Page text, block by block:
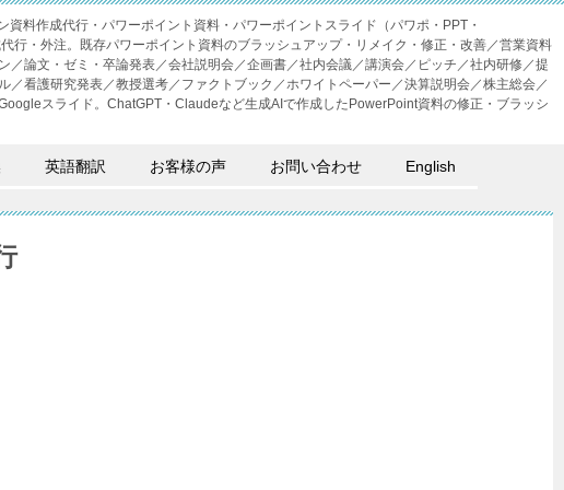
資料作成代行・パワーポイント資料・パワーポイントスライド（パワポ・PPT・
行・外注。既存パワーポイント資料のブラッシュアップ・リメイク・修正・改善／営業資料
／論文・ゼミ・卒論発表／会社説明会／企画書／社内会議／講演会／ピッチ／社内研修／提
／看護研究発表／教授選考／ファクトブック／ホワイトペーパー／決算説明会／株主総会／
スライド。ChatGPT・Claudeなど生成AIで作成したPowerPoint資料の修正・ブラッシ
英語翻訳 お客様の声 お問い合わせ English